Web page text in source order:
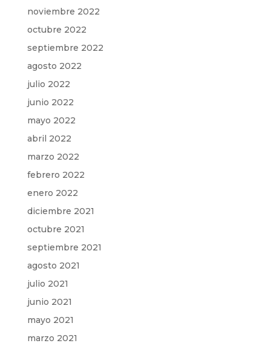
noviembre 2022
octubre 2022
septiembre 2022
agosto 2022
julio 2022
junio 2022
mayo 2022
abril 2022
marzo 2022
febrero 2022
enero 2022
diciembre 2021
octubre 2021
septiembre 2021
agosto 2021
julio 2021
junio 2021
mayo 2021
marzo 2021